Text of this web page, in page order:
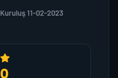
Kuruluş 11-02-2023
0